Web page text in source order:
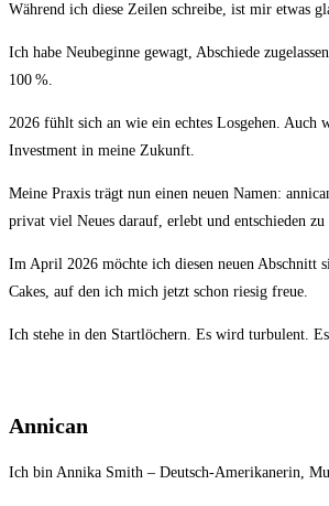
Während ich diese Zeilen schreibe, ist mir etwas
Ich habe Neubeginne gewagt, Abschiede
100 %.
2026 fühlt sich an wie ein echtes Losgehen.
Investment in meine Zukunft.
Meine Praxis trägt nun einen neuen Namen:
privat viel Neues darauf, erlebt und entschieden zu
Im April 2026 möchte ich diesen neuen Abschnitt
Cakes, auf den ich mich jetzt schon riesig freue.
Ich stehe in den Startlöchern. Es wird turbulent.
Annican
Ich bin Annika Smith – Deutsch-Amerikanerin,